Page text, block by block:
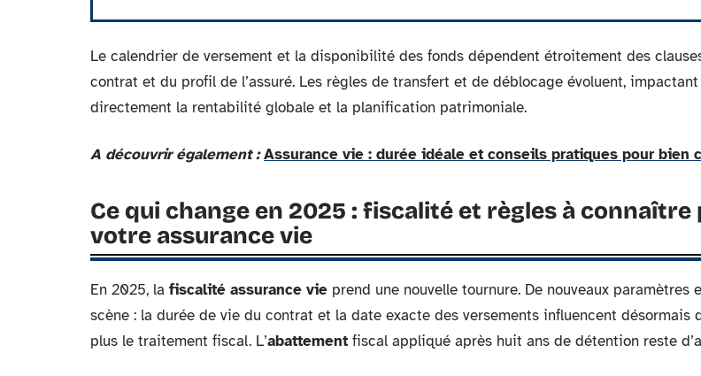
Le calendrier de versement et la disponibilité des fonds dépendent étroitement des
contrat et du profil de l’assuré. Les règles de transfert et de déblocage évoluent, impactant
directement la rentabilité globale et la planification patrimoniale.
A découvrir également : Assurance vie : durée idéale et conseils pratiques pour bien
Ce qui change en 2025 : fiscalité et règles à connaître
votre assurance vie
En 2025, la fiscalité assurance vie prend une nouvelle tournure. De nouveaux paramètres
scène : la durée de vie du contrat et la date exacte des versements influencent désormais
plus le traitement fiscal. L’abattement fiscal appliqué après huit ans de détention reste